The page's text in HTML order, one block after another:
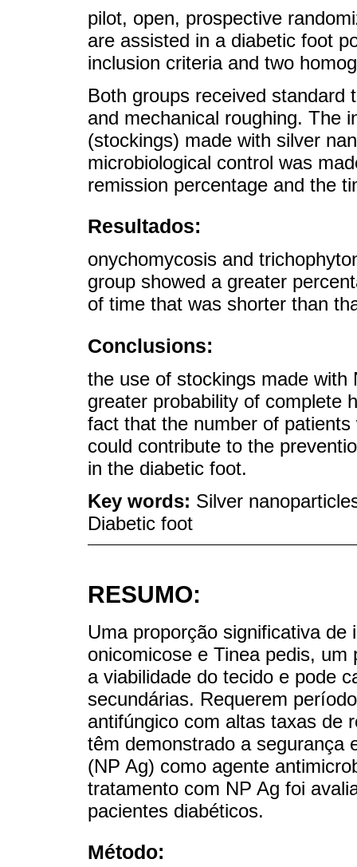
pilot, open, prospective
are assisted in a diabetic foot
inclusion criteria and two
Both groups received standard
and mechanical roughing. The
(stockings) made with silver
microbiological control was
remission percentage and the
Resultados:
onychomycosis and
group showed a greater
of time that was shorter than
Conclusions:
the use of stockings made with
greater probability of complete
fact that the number of
could contribute to the
in the diabetic foot.
Key words: Silver
Diabetic foot
RESUMO:
Uma proporção significativa
onicomicose e Tinea pedis,
a viabilidade do tecido e pode
secundárias. Requerem
antifúngico com altas taxas de
têm demonstrado a segurança
(NP Ag) como agente
tratamento com NP Ag foi
pacientes diabéticos.
Método: